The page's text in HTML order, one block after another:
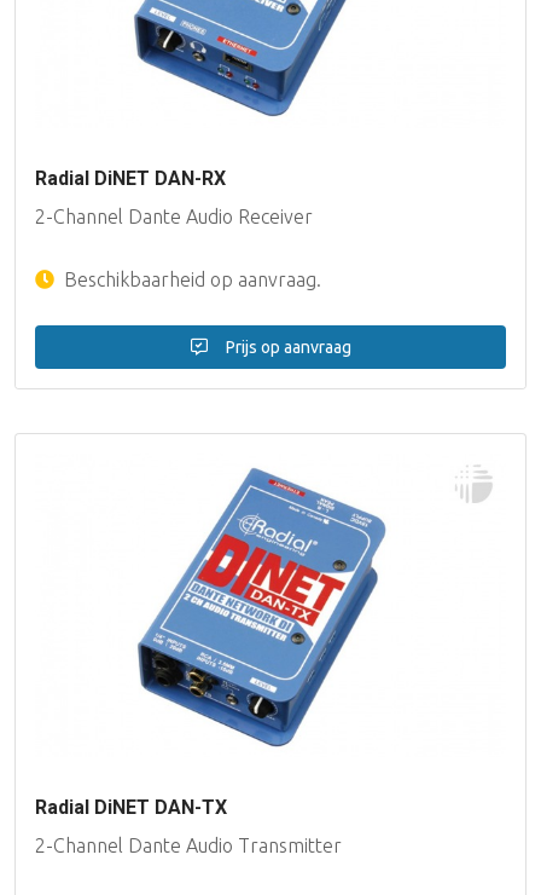
Radial DiNET DAN-RX
2-Channel Dante Audio Receiver
Beschikbaarheid op aanvraag.
Prijs op aanvraag
Radial DiNET DAN-TX
2-Channel Dante Audio Transmitter